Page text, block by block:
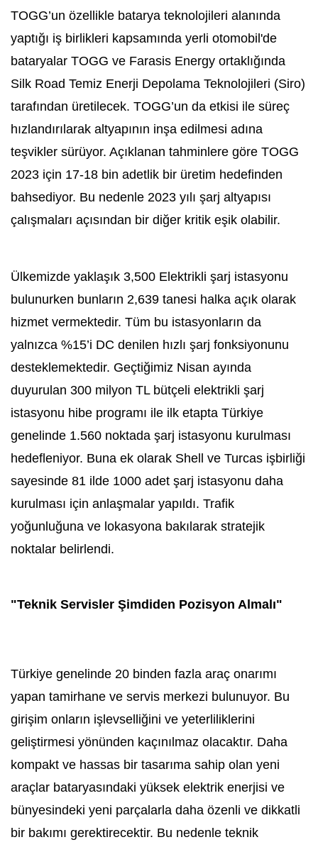
TOGG’un özellikle batarya teknolojileri alanında
yaptığı iş birlikleri kapsamında yerli otomobil'de
bataryalar TOGG ve Farasis Energy ortaklığında
Silk Road Temiz Enerji Depolama Teknolojileri (Siro)
tarafından üretilecek. TOGG’un da etkisi ile süreç
hızlandırılarak altyapının inşa edilmesi adına
teşvikler sürüyor. Açıklanan tahminlere göre TOGG
2023 için 17-18 bin adetlik bir üretim hedefinden
bahsediyor. Bu nedenle 2023 yılı şarj altyapısı
çalışmaları açısından bir diğer kritik eşik olabilir.
Ülkemizde yaklaşık 3,500 Elektrikli şarj istasyonu
bulunurken bunların 2,639 tanesi halka açık olarak
hizmet vermektedir. Tüm bu istasyonların da
yalnızca %15’i DC denilen hızlı şarj fonksiyonunu
desteklemektedir. Geçtiğimiz Nisan ayında
duyurulan 300 milyon TL bütçeli elektrikli şarj
istasyonu hibe programı ile ilk etapta Türkiye
genelinde 1.560 noktada şarj istasyonu kurulması
hedefleniyor. Buna ek olarak Shell ve Turcas işbirliği
sayesinde 81 ilde 1000 adet şarj istasyonu daha
kurulması için anlaşmalar yapıldı. Trafik
yoğunluğuna ve lokasyona bakılarak stratejik
noktalar belirlendi.
"Teknik Servisler Şimdiden Pozisyon Almalı"
Türkiye genelinde 20 binden fazla araç onarımı
yapan tamirhane ve servis merkezi bulunuyor. Bu
girişim onların işlevselliğini ve yeterliliklerini
geliştirmesi yönünden kaçınılmaz olacaktır. Daha
kompakt ve hassas bir tasarıma sahip olan yeni
araçlar bataryasındaki yüksek elektrik enerjisi ve
bünyesindeki yeni parçalarla daha özenli ve dikkatli
bir bakımı gerektirecektir. Bu nedenle teknik